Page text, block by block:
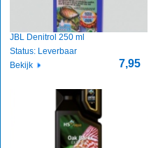
JBL Denitrol 250 ml
7,95
Status: Leverbaar
Bekijk